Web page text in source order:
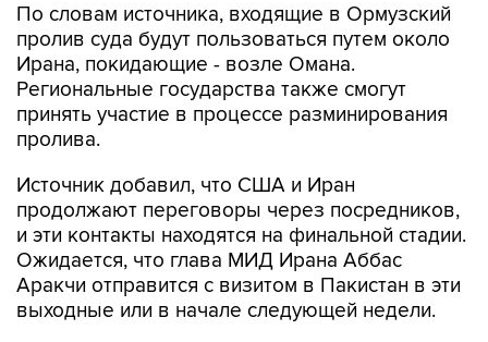
По словам источника, входящие в Ормузский
пролив суда будут пользоваться путем около
Ирана, покидающие - возле Омана.
Региональные государства также смогут
принять участие в процессе разминирования
пролива.
Источник добавил, что США и Иран
продолжают переговоры через посредников,
и эти контакты находятся на финальной стадии.
Ожидается, что глава МИД Ирана Аббас
Аракчи отправится с визитом в Пакистан в эти
выходные или в начале следующей недели.